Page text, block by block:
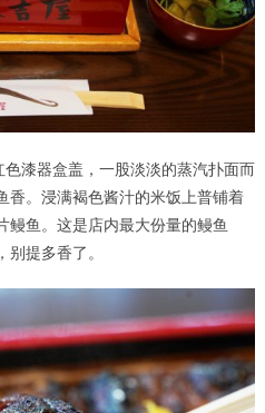
色漆器盒盖，一股淡淡的蒸汽扑面而
香。浸满褐色酱汁的米饭上普铺着
鳗鱼。这是店内最大份量的鳗鱼
提多香了。